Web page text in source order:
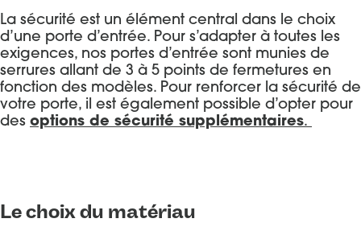
La sécurité est un élément central dans le choix
d’une porte d’entrée. Pour s’adapter à toutes les
exigences, nos portes d’entrée sont munies de
serrures allant de 3 à 5 points de fermetures en
fonction des modèles. Pour renforcer la sécurité de
votre porte, il est également possible d’opter pour
des options de sécurité supplémentaires.
Le choix du matériau